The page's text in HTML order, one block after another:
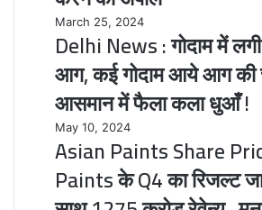
कर
पाएंगी
400
सीटों
पार
!
के
लिए
भारत
सरकार
से
की
राष्ट्रीय
पहचान
पत्र
वैध
Delhi
News
गोदाम
में
लगी
भयानक
आग,
कई
गोदाम
March 25, 2024
Delhi News : गोदाम में
आग, कई गोदाम आये आग की
आसमान में फैला कला धुआँ !
Asian
Paints
Price:
Asian
May 10, 2024
Asian Paints Share
Paints के Q4 का रिजल्ट